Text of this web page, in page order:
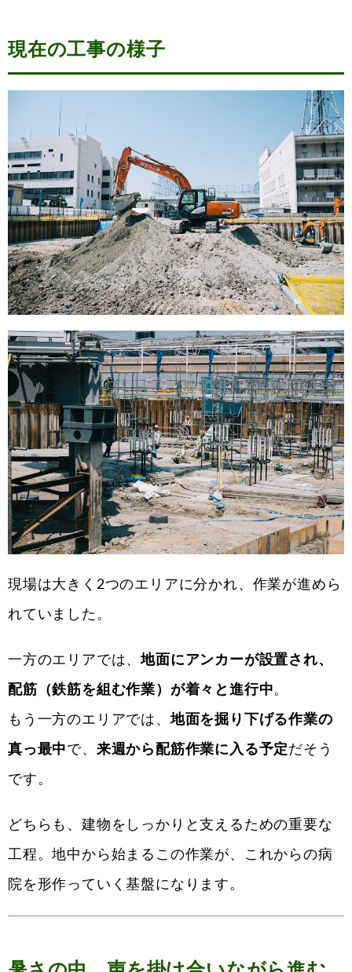
現在の工事の様子
現場は大きく2つのエリアに分かれ、作業が進めら
れていました。
一方のエリアでは、地面にアンカーが設置され、
配筋（鉄筋を組む作業）が着々と進行中。
もう一方のエリアでは、地面を掘り下げる作業の
真っ最中で、 来週から配筋作業に入る予定だそう
です。
どちらも、建物をしっかりと支えるための重要な
工程。地中から始まるこの作業が、これからの病
院を形作っていく基盤になります。